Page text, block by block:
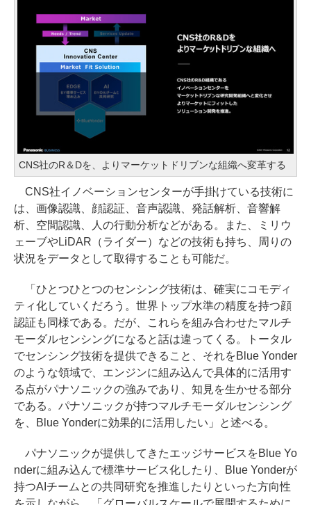
CNS社のR＆Dを、よりマーケットドリブンな組織へ変革する
CNS社イノベーションセンターが手掛けている技術に
は、画像認識、顔認証、音声認識、発話解析、音響解
析、空間認識、人の行動分析などがある。また、ミリウ
ェーブやLiDAR（ライダー）などの技術も持ち、周りの
状況をデータとして取得することも可能だ。
「ひとつひとつのセンシング技術は、確実にコモディ
ティ化していくだろう。世界トップ水準の精度を持つ顔
認証も同様である。だが、これらを組み合わせたマルチ
モーダルセンシングになると話は違ってくる。トータル
でセンシング技術を提供できること、それをBlue Yonder
のような領域で、エンジンに組み込んで具体的に活用す
る点がパナソニックの強みであり、知見を生かせる部分
である。パナソニックが持つマルチモーダルセンシング
を、Blue Yonderに効果的に活用したい」と述べる。
パナソニックが提供してきたエッジサービスをBlue Yo
nderに組み込んで標準サービス化したり、Blue Yonderが
持つAIチームとの共同研究を推進したりといった方向性